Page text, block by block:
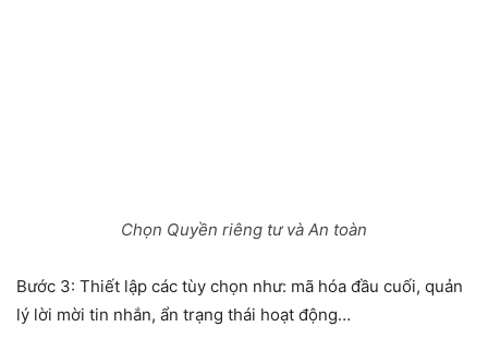
Chọn Quyền riêng tư và An toàn
Bước 3: Thiết lập các tùy chọn như: mã hóa đầu cuối, quản
lý lời mời tin nhắn, ẩn trạng thái hoạt động…